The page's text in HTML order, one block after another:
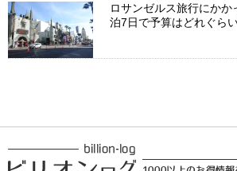
ロサンゼルス旅行にか
泊7日で予算はどれぐら